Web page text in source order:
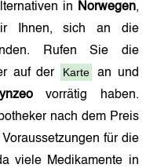
in Norwegen,
Ihnen, sich an die
Rufen Sie die
auf der
Karte
an und
vorrätig haben.
nach dem Preis
für die
viele Medikamente in